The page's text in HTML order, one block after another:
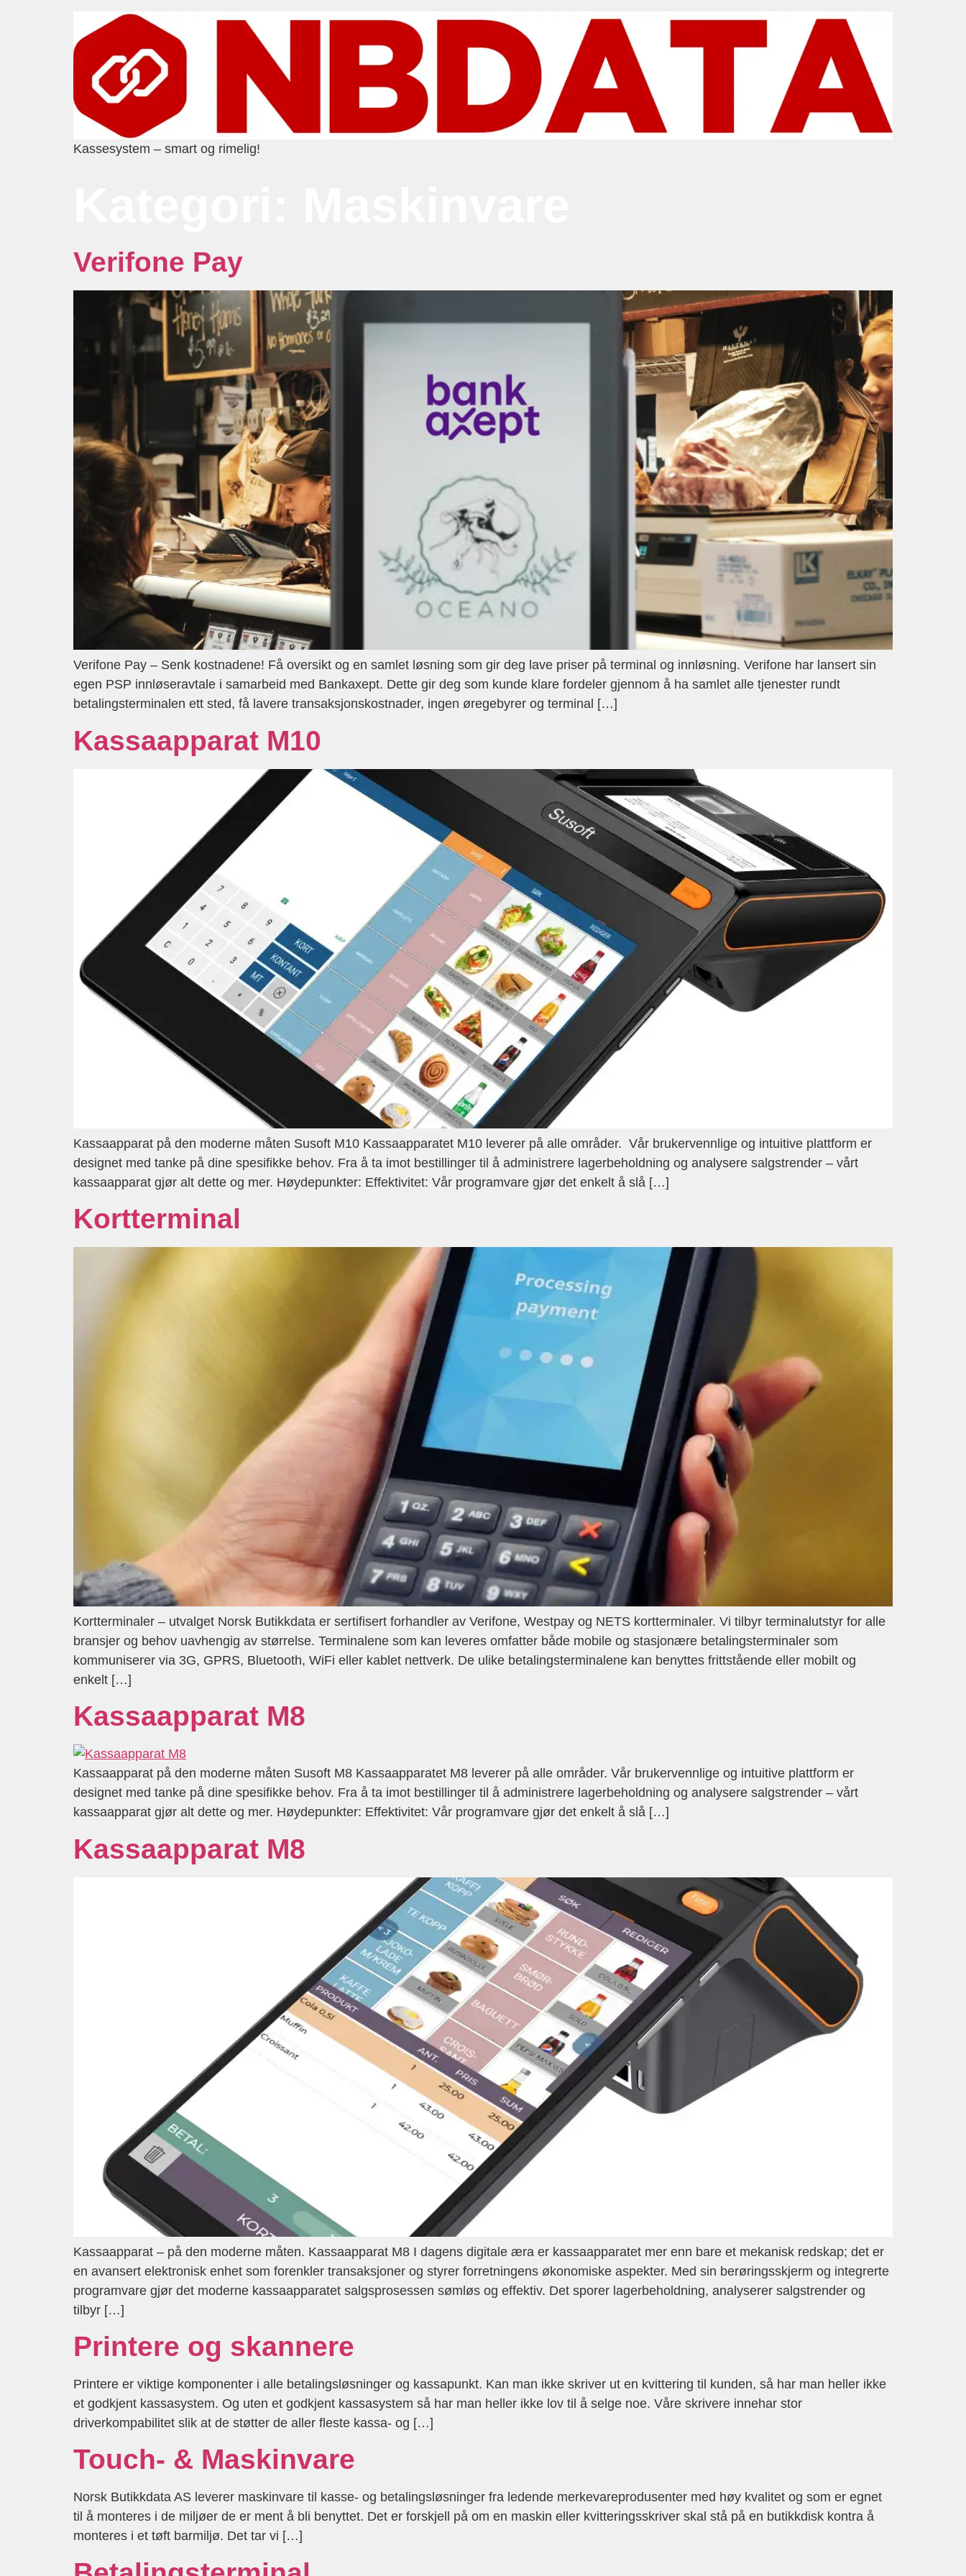
Kassesystem – smart og rimelig!
Verifone Pay
Verifone Pay – Senk kostnadene! Få oversikt og en samlet løsning som gir deg lave priser på terminal og innløsning. Verifone har lansert sin
egen PSP innløseravtale i samarbeid med Bankaxept. Dette gir deg som kunde klare fordeler gjennom å ha samlet alle tjenester rundt
betalingsterminalen ett sted, få lavere transaksjonskostnader, ingen øregebyrer og terminal […]
Kassaapparat M10
Kassaapparat på den moderne måten Susoft M10 Kassaapparatet M10 leverer på alle områder. Vår brukervennlige og intuitive plattform er
designet med tanke på dine spesifikke behov. Fra å ta imot bestillinger til å administrere lagerbeholdning og analysere salgstrender – vårt
kassaapparat gjør alt dette og mer. Høydepunkter: Effektivitet: Vår programvare gjør det enkelt å slå […]
Kortterminal
Kortterminaler – utvalget Norsk Butikkdata er sertifisert forhandler av Verifone, Westpay og NETS kortterminaler. Vi tilbyr terminalutstyr for alle
bransjer og behov uavhengig av størrelse. Terminalene som kan leveres omfatter både mobile og stasjonære betalingsterminaler som
kommuniserer via 3G, GPRS, Bluetooth, WiFi eller kablet nettverk. De ulike betalingsterminalene kan benyttes frittstående eller mobilt og
enkelt […]
Kassaapparat M8
Kassaapparat på den moderne måten Susoft M8 Kassaapparatet M8 leverer på alle områder. Vår brukervennlige og intuitive plattform er
designet med tanke på dine spesifikke behov. Fra å ta imot bestillinger til å administrere lagerbeholdning og analysere salgstrender – vårt
kassaapparat gjør alt dette og mer. Høydepunkter: Effektivitet: Vår programvare gjør det enkelt å slå […]
Kassaapparat M8
Kassaapparat – på den moderne måten. Kassaapparat M8 I dagens digitale æra er kassaapparatet mer enn bare et mekanisk redskap; det er
en avansert elektronisk enhet som forenkler transaksjoner og styrer forretningens økonomiske aspekter. Med sin berøringsskjerm og integrerte
programvare gjør det moderne kassaapparatet salgsprosessen sømløs og effektiv. Det sporer lagerbeholdning, analyserer salgstrender og
tilbyr […]
Printere og skannere
Printere er viktige komponenter i alle betalingsløsninger og kassapunkt. Kan man ikke skriver ut en kvittering til kunden, så har man heller ikke
et godkjent kassasystem. Og uten et godkjent kassasystem så har man heller ikke lov til å selge noe. Våre skrivere innehar stor
driverkompabilitet slik at de støtter de aller fleste kassa- og […]
Touch- & Maskinvare
Norsk Butikkdata AS leverer maskinvare til kasse- og betalingsløsninger fra ledende merkevareprodusenter med høy kvalitet og som er egnet
til å monteres i de miljøer de er ment å bli benyttet. Det er forskjell på om en maskin eller kvitteringsskriver skal stå på en butikkdisk kontra å
monteres i et tøft barmiljø. Det tar vi […]